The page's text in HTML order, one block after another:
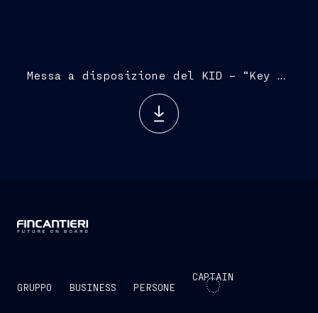
Messa a disposizione del KID – “Key Information Document” relativo ai diritti di opzione – codice ISIN IT0005599888
GRUPPO BUSINESS PERSONE
CAPTAIN